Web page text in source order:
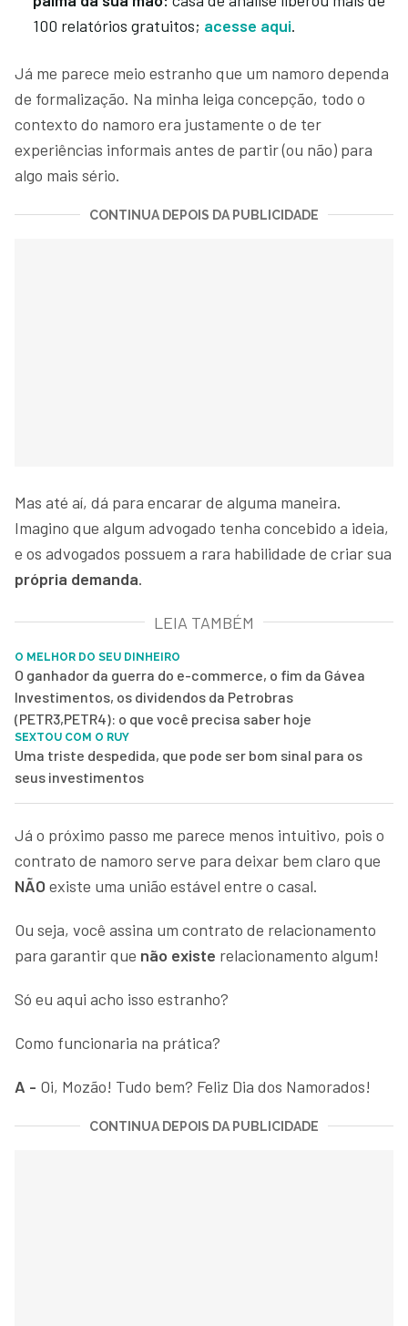
100 relatórios gratuitos; acesse aqui.
Já me parece meio estranho que um namoro dependa
de formalização. Na minha leiga concepção, todo o
contexto do namoro era justamente o de ter
experiências informais antes de partir (ou não) para
algo mais sério.
CONTINUA DEPOIS DA PUBLICIDADE
Mas até aí, dá para encarar de alguma maneira.
Imagino que algum advogado tenha concebido a ideia,
e os advogados possuem a rara habilidade de criar sua
própria demanda.
LEIA TAMBÉM
O MELHOR DO SEU DINHEIRO
O ganhador da guerra do e-commerce, o fim da Gávea
Investimentos, os dividendos da Petrobras
(PETR3,PETR4): o que você precisa saber hoje
SEXTOU COM O RUY
Uma triste despedida, que pode ser bom sinal para os
seus investimentos
Já o próximo passo me parece menos intuitivo, pois o
contrato de namoro serve para deixar bem claro que
NÃO existe uma união estável entre o casal.
Ou seja, você assina um contrato de relacionamento
para garantir que não existe relacionamento algum!
Só eu aqui acho isso estranho?
Como funcionaria na prática?
A - Oi, Mozão! Tudo bem? Feliz Dia dos Namorados!
CONTINUA DEPOIS DA PUBLICIDADE